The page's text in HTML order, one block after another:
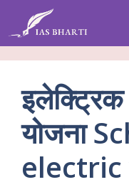
content
इलेक्ट्रिक
योजना
electric